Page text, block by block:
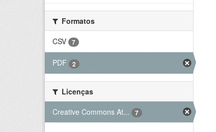
Formatos
CSV
7
PDF 2
Licenças
Creative Commons At...
7